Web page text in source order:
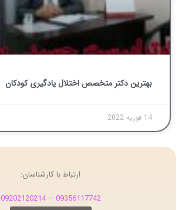
بهترین دکتر متخصص اختلال یادگیری کودکان
14 فوریه 2022
ارتباط با کارشناسان:
09356117742
–
09202120214